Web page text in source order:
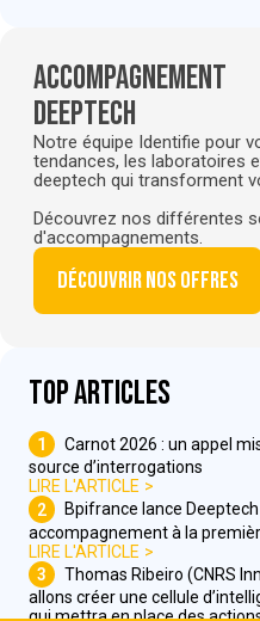
Accompagnement
deeptech
Notre équipe Identifie pour
tendances, les laboratoires
deeptech qui transforment
Découvrez nos différentes
d'accompagnements.
Découvrir nos offres
Top articles
1
Carnot 2026 : un appel
source d’interrogations
LIRE L'ARTICLE
2
Bpifrance lance
accompagnement à la
LIRE L'ARTICLE
3
Thomas Ribeiro (CNRS
allons créer une cellule
qui mettra en place des